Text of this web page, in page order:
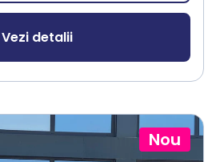
Vezi detalii
Nou